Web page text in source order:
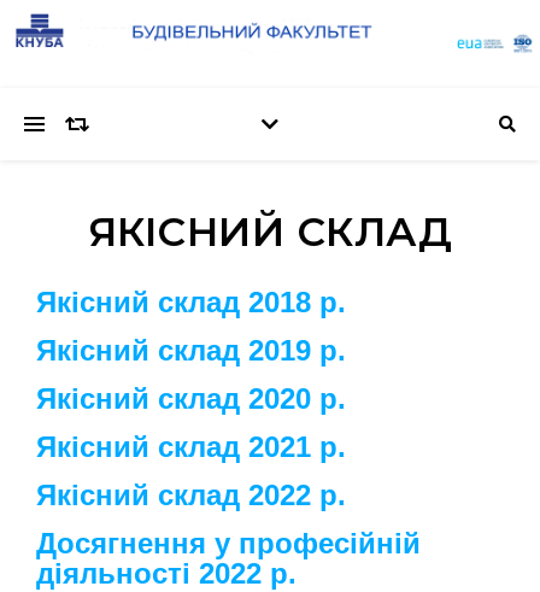
ЯКІСНИЙ СКЛАД
Якісний склад 2018 р.
Якісний склад 2019 р.
Якісний склад 2020 р.
Якісний склад 2021 р.
Якісний склад 2022 р.
Досягнення у професійній
діяльності 2022 р.